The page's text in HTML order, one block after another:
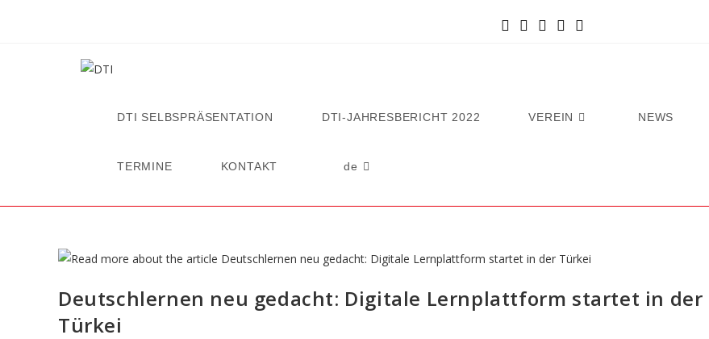
DTI SELBSPRÄSENTATION DTI-JAHRESBERICHT 2022 VEREIN NEWS
TERMINE KONTAKT de
Deutschlernen neu gedacht: Digitale Lernplattform startet in der
Türkei